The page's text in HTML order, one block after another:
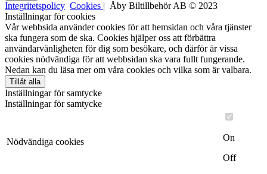
Integritetspolicy Cookies | Åby Biltillbehör AB © 2023
Inställningar för cookies
Vår webbsida använder cookies för att hemsidan och våra tjänster
ska fungera som de ska. Cookies hjälper oss att förbättra
användarvänligheten för dig som besökare, och därför är vissa
cookies nödvändiga för att webbsidan ska vara fullt fungerande.
Nedan kan du läsa mer om våra cookies och vilka som är valbara.
Tillåt alla
Inställningar för samtycke
Inställningar för samtycke
Nödvändiga cookies
On
Off